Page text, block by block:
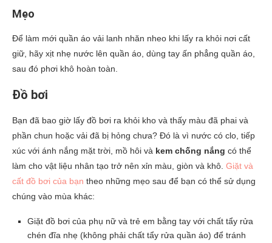
Mẹo
Để làm mới quần áo vải lanh nhăn nheo khi lấy ra khỏi nơi cất
giữ, hãy xịt nhẹ nước lên quần áo, dùng tay ấn phẳng quần áo,
sau đó phơi khô hoàn toàn.
Đồ bơi
Bạn đã bao giờ lấy đồ bơi ra khỏi kho và thấy màu đã phai và
phần chun hoặc vải đã bị hỏng chưa? Đó là vì nước có clo, tiếp
xúc với ánh nắng mặt trời, mồ hôi và kem chống nắng có thể
làm cho vật liệu nhân tạo trở nên xỉn màu, giòn và khô. Giặt và
cất đồ bơi của bạn theo những mẹo sau để bạn có thể sử dụng
chúng vào mùa khác:
Giặt đồ bơi của phụ nữ và trẻ em bằng tay với chất tẩy rửa
chén đĩa nhẹ (không phải chất tẩy rửa quần áo) để tránh